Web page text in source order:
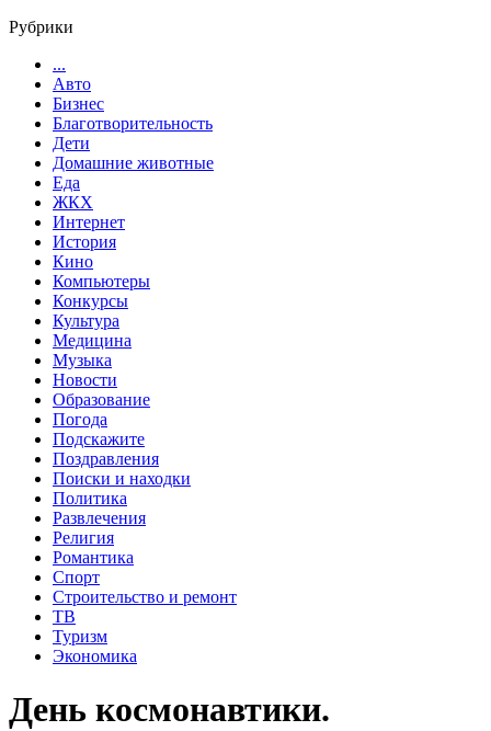
Рубрики
...
Авто
Бизнес
Благотворительность
Дети
Домашние животные
Еда
ЖКХ
Интернет
История
Кино
Компьютеры
Конкурсы
Культура
Медицина
Музыка
Новости
Образование
Погода
Подскажите
Поздравления
Поиски и находки
Политика
Развлечения
Религия
Романтика
Спорт
Строительство и ремонт
ТВ
Туризм
Экономика
День космонавтики.